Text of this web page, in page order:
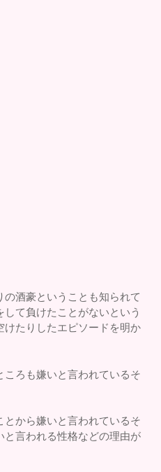
の酒豪ということも知られて
て負けたことがないという
けたりしたエピソードを明か
ろも嫌いと言われているそ
とから嫌いと言われているそ
と言われる性格などの理由が